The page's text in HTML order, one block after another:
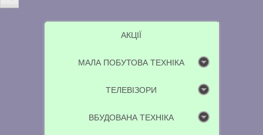
АКЦІЇ
МАЛА ПОБУТОВА ТЕХНІКА
ТЕЛЕВІЗОРИ
ВБУДОВАНА ТЕХНІКА